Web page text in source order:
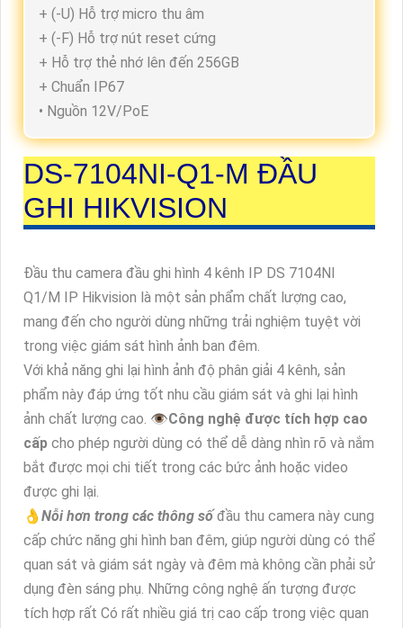
+ (-U) Hỗ trợ micro thu âm
+ (-F) Hỗ trợ nút reset cứng
+ Hỗ trợ thẻ nhớ lên đến 256GB
+ Chuẩn IP67
• Nguồn 12V/PoE
DS-7104NI-Q1-M ĐẦU
GHI HIKVISION
Đầu thu camera đầu ghi hình 4 kênh IP DS 7104NI
Q1/M IP Hikvision là một sản phẩm chất lượng cao,
mang đến cho người dùng những trải nghiệm tuyệt vời
trong việc giám sát hình ảnh ban đêm.
Với khả năng ghi lại hình ảnh độ phân giải 4 kênh, sản
phẩm này đáp ứng tốt nhu cầu giám sát và ghi lại hình
ảnh chất lượng cao. 👁Công nghệ được tích hợp cao
cấp cho phép người dùng có thể dễ dàng nhìn rõ và nắm
bắt được mọi chi tiết trong các bức ảnh hoặc video
được ghi lại.
👌 Nỗi hơn trong các thông sốđầu thu camera này cung
cấp chức năng ghi hình ban đêm, giúp người dùng có thể
quan sát và giám sát ngày và đêm mà không cần phải sử
dụng đèn sáng phụ. Những công nghệ ấn tượng được
tích hợp rất Có rất nhiều giá trị cao cấp trong việc quan